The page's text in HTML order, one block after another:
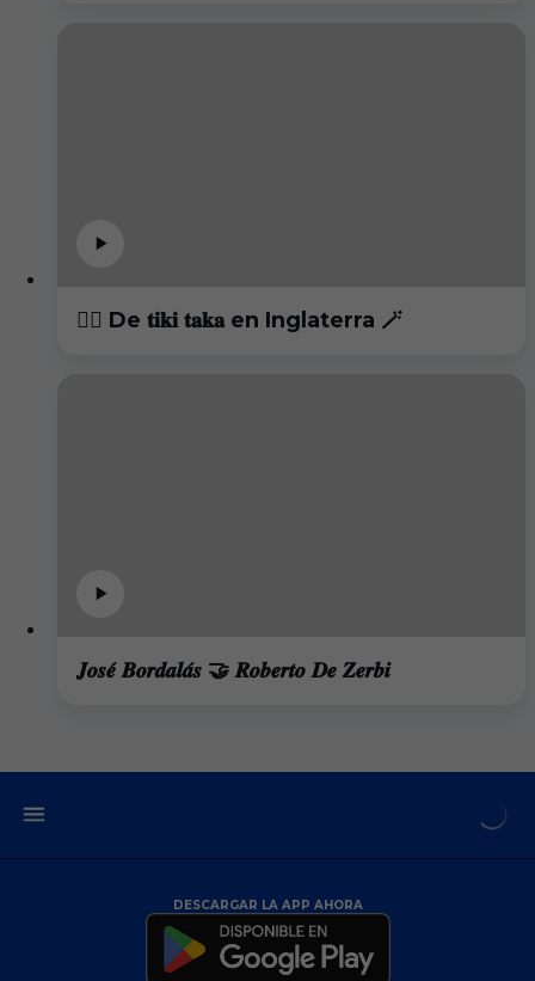
😮‍💨 De 𝐭𝐢𝐤𝐢 𝐭𝐚𝐤𝐚 en Inglaterra 🪄
𝑱𝒐𝒔𝒆́ 𝑩𝒐𝒓𝒅𝒂𝒍𝒂́𝒔 🤝 𝑹𝒐𝒃𝒆𝒓𝒕𝒐 𝑫𝒆 𝒁𝒆𝒓𝒃𝒊
DESCARGAR LA APP AHORA